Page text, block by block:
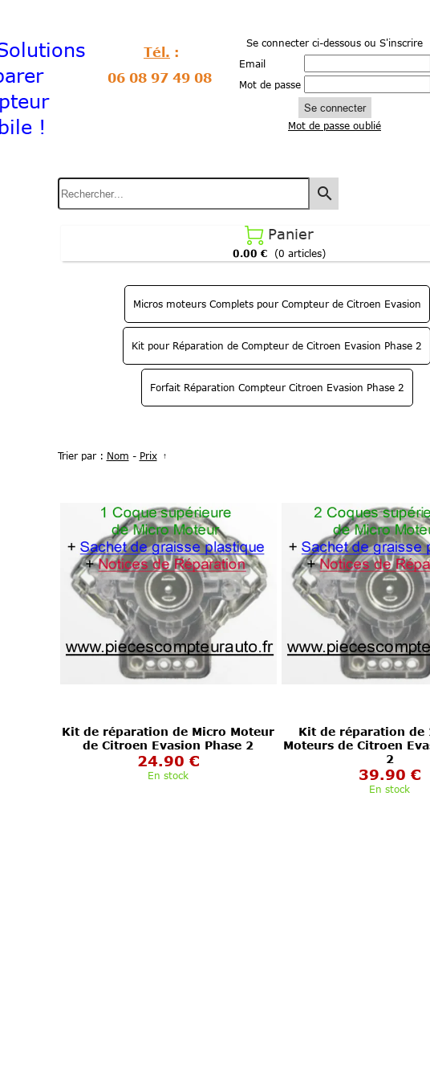
Tél. :
06 08 97 49 08
!
Se connecter ci-dessous ou S'inscrire
Email
Mot de passe
Se connecter
Mot de passe oublié
search
 Panier
0.00 € (0 articles)
Micros moteurs Complets pour Compteur de Citroen Evasion
Kit pour Réparation de Compteur de Citroen Evasion Phase 2
Forfait Réparation Compteur Citroen Evasion Phase 2
Trier par : Nom - Prix
Kit de réparation de Micro Moteur
de Citroen Evasion Phase 2
24.90 €
En stock
Kit de réparation de
Moteurs de Citroen
2
39.90 €
En stock